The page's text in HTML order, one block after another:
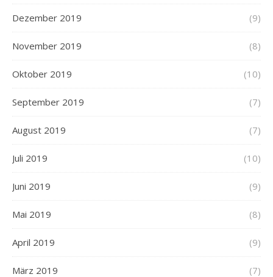
Dezember 2019 (9)
November 2019 (8)
Oktober 2019 (10)
September 2019 (7)
August 2019 (7)
Juli 2019 (10)
Juni 2019 (9)
Mai 2019 (8)
April 2019 (9)
März 2019 (7)